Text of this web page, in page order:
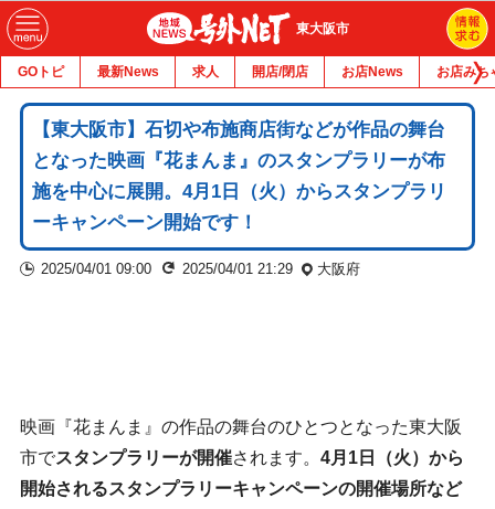
東大阪市
GOトピ 最新News 求人 開店/閉店 お店News お店みち
【東大阪市】石切や布施商店街などが作品の舞台
となった映画『花まんま』のスタンプラリーが布
施を中心に展開。4月1日（火）からスタンプラリ
ーキャンペーン開始です！
2025/04/01 09:00 2025/04/01 21:29 大阪府
映画『花まんま』の作品の舞台のひとつとなった東大阪
市でスタンプラリーが開催されます。 4月1日（火）から
開始されるスタンプラリーキャンペーンの開催場所など